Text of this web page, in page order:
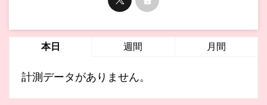
本日 週間 月間
計測データがありません。